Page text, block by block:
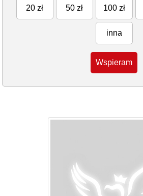
20 zł 50 zł 100 zł
inna
Wspieram